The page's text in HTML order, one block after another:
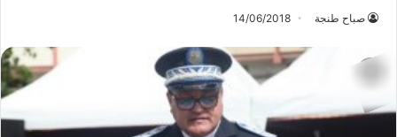
صباح طنجة 14/06/2018